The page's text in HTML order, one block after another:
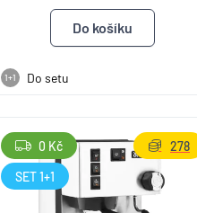
1+1 Do setu
0 Kč
SET 1+1
278